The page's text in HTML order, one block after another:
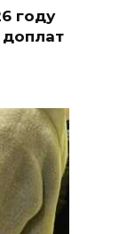
году